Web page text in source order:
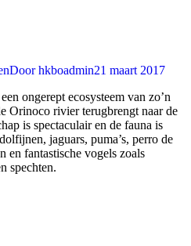
Doorhkboadmin21 maart 2017
ongerept ecosysteem van zo’n
Orinoco rivier terugbrengt naar de
is spectaculair en de fauna is
jaguars, puma’s, perro de
en fantastische vogels zoals
spechten.